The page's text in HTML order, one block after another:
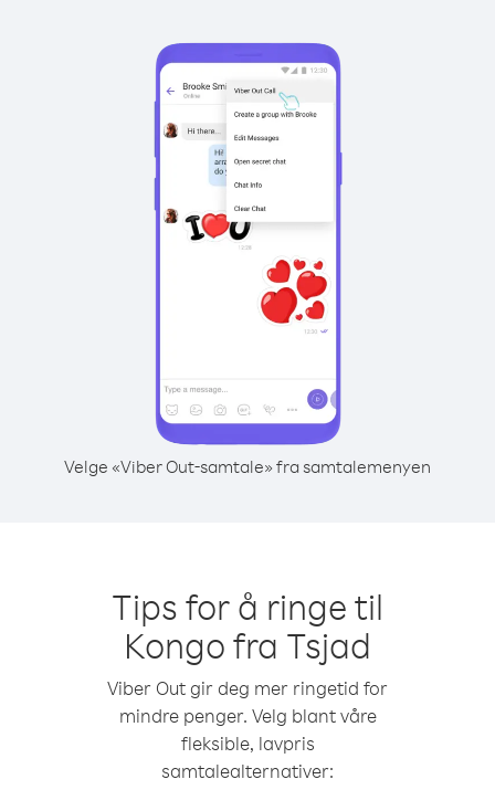
Velge «Viber Out-samtale» fra samtalemenyen
Tips for å ringe til
Kongo fra Tsjad
Viber Out gir deg mer ringetid for
mindre penger. Velg blant våre
fleksible, lavpris
samtalealternativer: